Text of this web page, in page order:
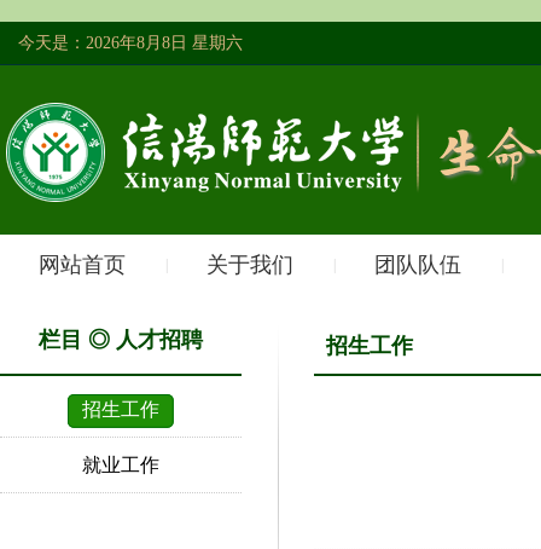
今天是：2026年8月8日 星期六
网站首页 关于我们 团队队伍
栏目 ◎ 人才招聘
招生工作
就业工作
招生工作